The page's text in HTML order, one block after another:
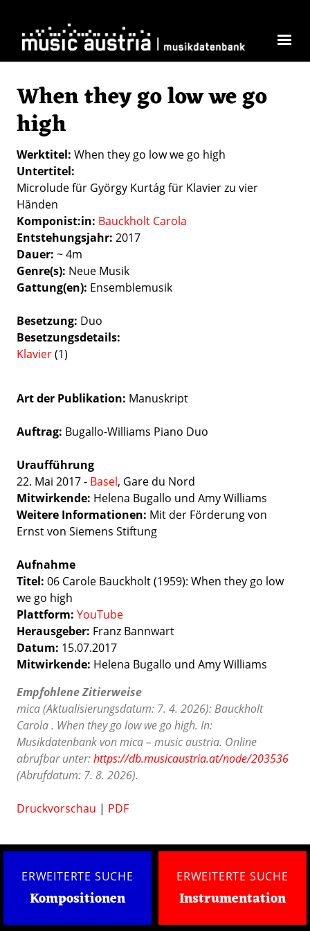
When they go low we go
high
Werktitel When they go low we go high
Untertitel
Microlude für György Kurtág für Klavier zu vier
Händen
Komponist:in Bauckholt Carola
Entstehungsjahr 2017
Dauer ~ 4m
Genre(s) Neue Musik
Gattung(en) Ensemblemusik
Besetzung Duo
Besetzungsdetails
Klavier(1)
Art der Publikation Manuskript
Auftrag: Bugallo-Williams Piano Duo
Uraufführung
22. Mai 2017 - Basel, Gare du Nord
Mitwirkende: Helena Bugallo und Amy Williams
Weitere Informationen: Mit der Förderung von
Ernst von Siemens Stiftung
Aufnahme
Titel: 06 Carole Bauckholt (1959): When they go low
we go high
Plattform: YouTube
Herausgeber: Franz Bannwart
Datum: 15.07.2017
Mitwirkende: Helena Bugallo und Amy Williams
Empfohlene Zitierweise
mica (Aktualisierungsdatum: 7. 4. 2026): Bauckholt
Carola . When they go low we go high. In:
Musikdatenbank von mica – music austria. Online
abrufbar unter:https://db.musicaustria.at/node/203536
(Abrufdatum: 7. 8. 2026).
Druckvorschau | PDF
ERWEITERTE SUCHE
Kompositionen
ERWEITERTE SUCHE
Instrumentation